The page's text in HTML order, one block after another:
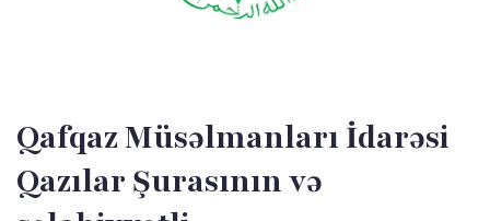
Qafqaz Müsəlmanları İdarəsi
Qazılar Şurasının və